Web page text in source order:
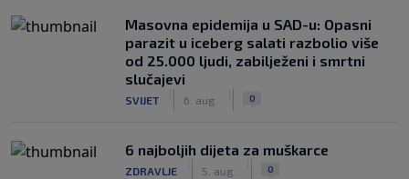
Masovna epidemija u SAD-u: Opasni
parazit u iceberg salati razbolio više
od 25.000 ljudi, zabilježeni i smrtni
slučajevi
SVIJET 6. aug. 0
6 najboljih dijeta za muškarce
ZDRAVLJE 5. aug. 0